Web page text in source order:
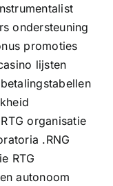
ondersteuning
promoties
lijsten
organisatie
.RNG
RTG
autonoom